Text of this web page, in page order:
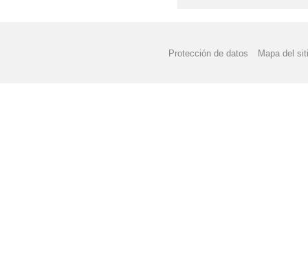
Protección de datos Mapa del